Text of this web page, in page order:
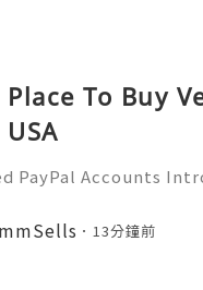
Place To Buy
PayPal Accounts
and security for
selling,13分鐘前